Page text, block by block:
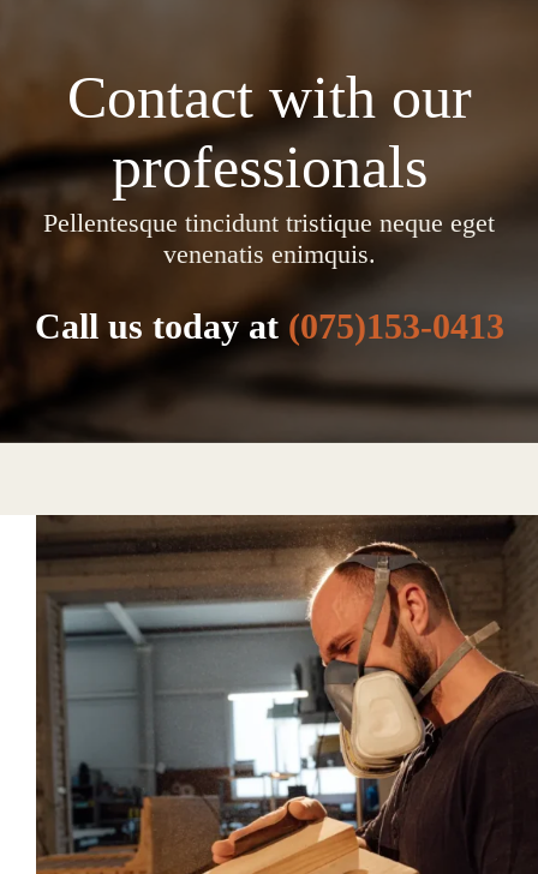
Contact with our
professionals
Pellentesque tincidunt tristique neque eget
venenatis enimquis.
Call us today at (075)153-0413